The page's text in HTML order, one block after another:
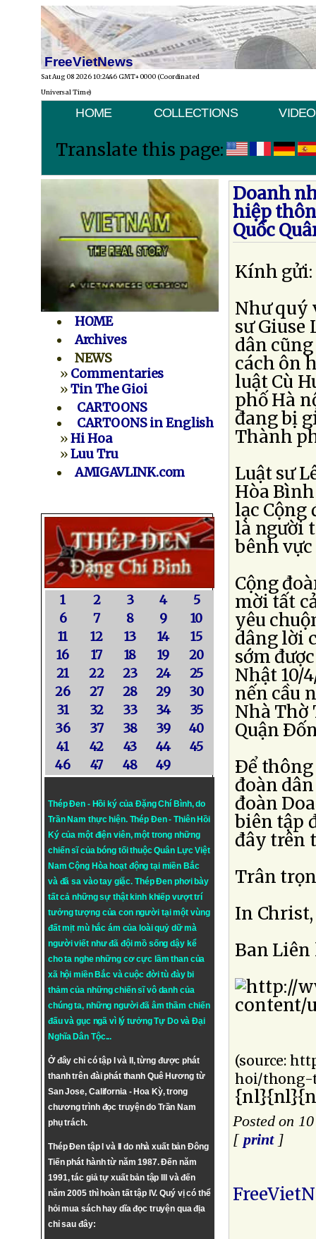
FreeVietNews
Sat Aug 08 2026 10:24:46 GMT+0000 (Coordinated
Universal Time)
HOME COLLECTIONS VIDEO
Translate this page:
HOME
Archives
NEWS
» Commentaries
»Tin The Gioi
CARTOONS
CARTOONS in English
»Hi Hoa
»Luu Tru
AMIGAVLINK.com
1 2 3 4
5
6
7 8 9
10
11
12 13 14
15
16
17 18 19
20
21
22 23 24
25
26
27 28 29
30
31
32 33 34
35
36
37 38 39
40
41
42 43 44
45
46
47 48 49
Thép Đen - Hồi ký của Đặng Chí Bình, do
Trần Nam thực hiện. Thép Đen- Thiên Hồi
Ký của một điện viên, một trong những
chiến sĩ của bóng tối thuộc Quân Lực Việt
Nam Cộng Hòa hoạt động tại miền Bắc
và đã sa vào tay giặc. Thép Đen phơi bày
tất cả những sự thật kinh khiếp vượt trí
tưởng tượng của con người tại một vùng
đất mịt mù hắc ám của loài quỷ dữ mà
người viết như đã đội mồ sống dậy kể
cho ta nghe những cơ cực lầm than của
xã hội miền Bắc và cuộc đời tù đày bi
thảm của những chiến sĩ vô danh của
chúng ta, những người đã âm thầm chiến
đấu và gục ngã vì lý tưởngTự DovàĐại
Nghĩa Dân Tộc...
Ở đây chỉ có tập I và II, từng được phát
thanh trên đài phát thanh Quê Hương từ
San Jose, California - Hoa Kỳ, trong
chương trình đọc truyện do Trần Nam
phụ trách.
Thép Đen tập I và II do nhà xuất bản Đông
Tiến phát hành từ năm 1987. Đến năm
1991, tác giả tự xuất bản tập III và đến
năm 2005 thì hoàn tất tập IV. Quý vị có thể
hỏi mua sách hay dĩa đọc truyện qua địa
chỉ sau đây:
Doanh
hiệp
Quốc
Kính gửi:
Như quý
sư Giuse
dân
cách ôn
luật Cù
phố Hà
đang bị
Thành
Luật sư
Hòa
lạc Cộng
là người
bênh
Cộng
mời tất
yêu
dâng lời
sớm
Nhật 10/
nến cầu
Nhà Thờ
Quận
Ðể
đoàn
đoàn
biên tập
đây trên
Trân
In Christ,
Ban Liên
(source:
hoi/
Posted on
[ print]